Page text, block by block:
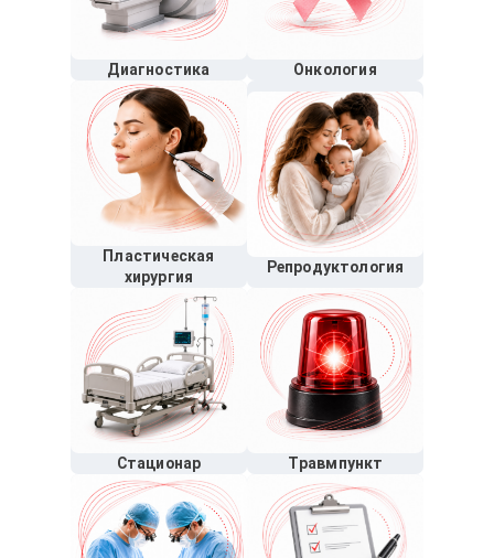
Диагностика Онкология
Пластическая
хирургия
Репродуктология
Стационар Травмпункт